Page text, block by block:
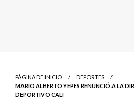
PÁGINA DE INICIO
DEPORTES
MARIO ALBERTO YEPES RENUNCIÓ A LA
DEPORTIVO CALI